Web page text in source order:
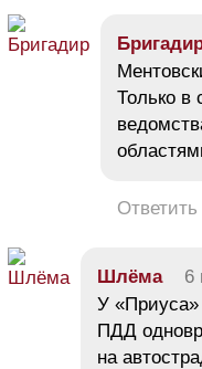
Только в
Ответить
Шлёма 6
У
ПДД
на